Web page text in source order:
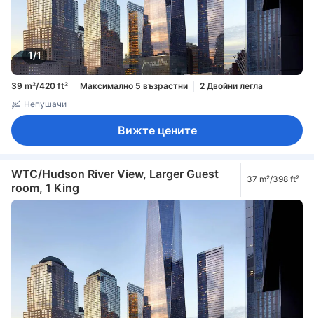
1/1
39 m²/420 ft² Максимално 5 възрастни
2 Двойни легла
Непушачи
Вижте цените
WTC/Hudson River View, Larger Guest
room, 1 King
37 m²/398 ft²